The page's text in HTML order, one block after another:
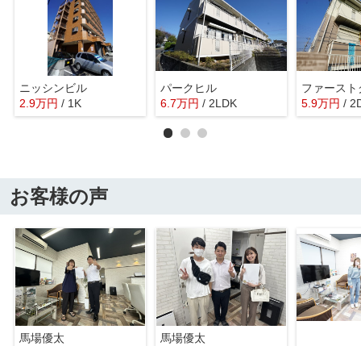
ニッシンビル
2.9万円 / 1K
パークヒル
6.7万円 / 2LDK
ファース
5.9万円 /
お客様の声
馬場優太 馬場優太